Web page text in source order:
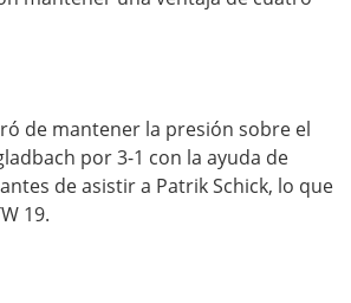
de mantener la presión sobre el
por 3-1 con la ayuda de
de asistir a Patrik Schick, lo que
19.